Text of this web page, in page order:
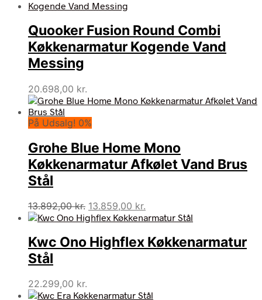
Quooker Fusion Round Combi
Køkkenarmatur Kogende Vand
Messing
20.698,00 kr.
På Udsalg! 0%
Grohe Blue Home Mono
Køkkenarmatur Afkølet Vand Brus
Stål
13.892,00kr. Den
oprindelige
var:
13.892,00 kr..
13.859,00 kr.
aktuelle
er:
13.859,00 kr..
Kwc Ono Highflex Køkkenarmatur
Stål
22.299,00 kr.